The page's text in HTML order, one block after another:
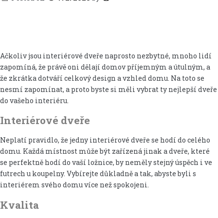
Ačkoliv jsou interiérové dveře naprosto nezbytné, mnoho lidí
zapomíná, že právě oni dělají domov příjemným a útulným, a
že zkrátka dotváří celkový design a vzhled domu. Na toto se
nesmí zapomínat, a proto byste si měli vybrat ty nejlepší dveře
do vašeho interiéru.
Interiérové dveře
Neplatí pravidlo, že jedny interiérové dveře se hodí do celého
domu. Každá místnost může být zařízená jinak a dveře, které
se perfektně hodí do vaší ložnice, by neměly stejný úspěch i ve
futrech u koupelny. Vybírejte důkladně a tak, abyste byli s
interiérem svého domu více než spokojeni.
Kvalita